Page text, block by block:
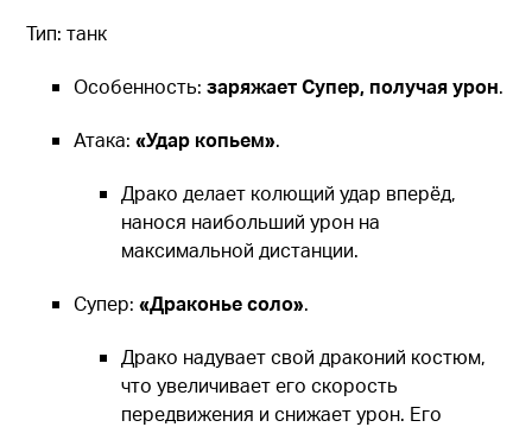
Тип: танк
Особенность:заряжает Супер, получая урон.
Атака:«Удар копьем».
Драко делает колющий удар вперёд,
нанося наибольший урон на
максимальной дистанции.
Супер:«Драконье соло».
Драко надувает свой драконий костюм,
что увеличивает его скорость
передвижения и снижает урон. Его